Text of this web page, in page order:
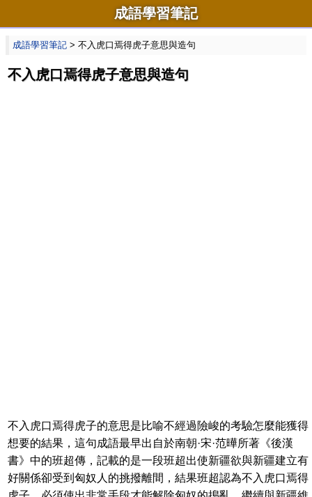
成語學習筆記
成語學習筆記 > 不入虎口焉得虎子意思與造句
不入虎口焉得虎子意思與造句
不入虎口焉得虎子的意思是比喻不經過險峻的考驗怎麼能獲得
想要的結果，這句成語最早出自於南朝·宋·范曄所著《後漢
書》中的班超傳，記載的是一段班超出使新疆欲與新疆建立有
好關係卻受到匈奴人的挑撥離間，結果班超認為不入虎口焉得